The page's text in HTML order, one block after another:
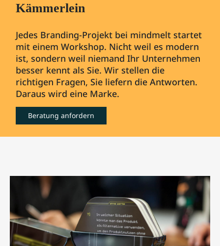
Kämmerlein
Jedes Branding-Projekt bei mindmelt startet
mit einem Workshop. Nicht weil es modern
ist, sondern weil niemand Ihr Unternehmen
besser kennt als Sie. Wir stellen die
richtigen Fragen, Sie liefern die Antworten.
Daraus wird eine Marke.
Beratung anfordern